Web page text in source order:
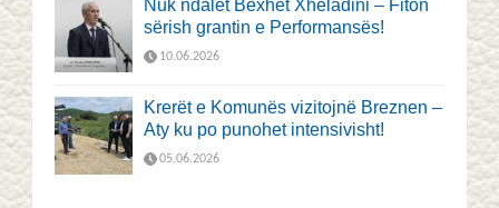
Nuk ndalet Bexhet Xheladini – Fiton
sërish grantin e Performansës!
10.06.2026
Krerët e Komunës vizitojnë Breznen –
Aty ku po punohet intensivisht!
05.06.2026